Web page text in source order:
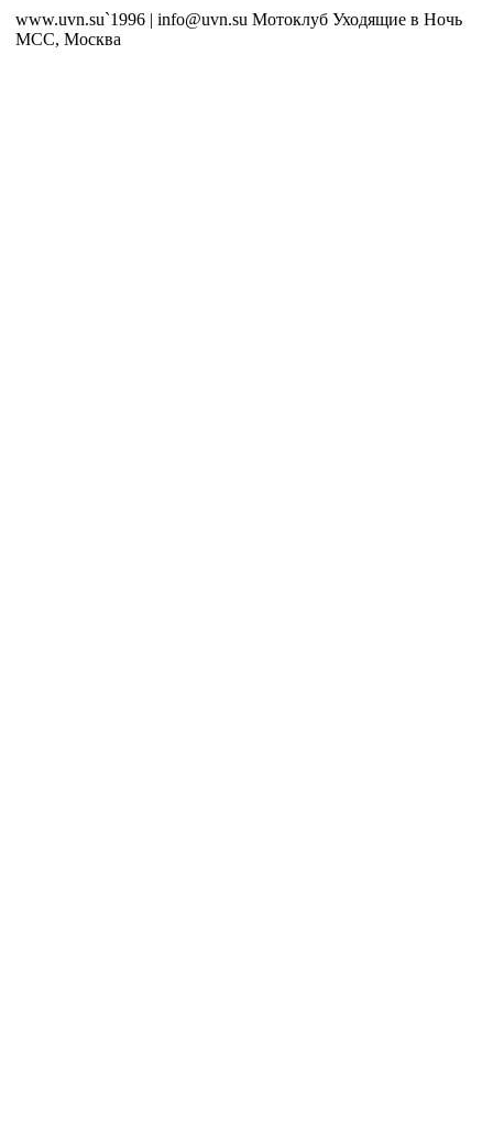
www.uvn.su`1996 | info@uvn.su Мотоклуб Уходящие в Ночь
MCC, Москва